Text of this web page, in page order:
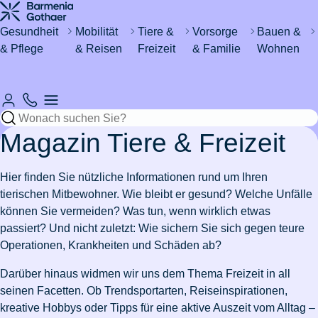
Gesundheit
& Pflege
Gesundheit
Mückenstiche
vermeiden
Stress
Stressbewältigung
Burnout
Zur
Artikelübersicht
Lohnt
sich eine
Zahnzusatzversicherung?
Zahnfleischentzündung
7
Gründe
für
Zahnschmerzen
Rund um's
Krankenhaus
Einzelzimmer
im
Krankenhaus
Rooming-
In
Zusatzversicherung
Pflege
Pflegeantrag
Pflegegrad
Zur
Fitness
Eisenmangel
Mobilität
& Reisen
&
Urlaub
Resturlaub
Skiurlaub
planen
Reiseimpfungen
Urlaub
mit
Kindern
Zur
Automobil
eVB-
Nummer
Schadenfreiheitsklasse
Wo darf
man E-
Scooter
fahren?
Autoschutzbrief
International
& Ausland
Leben
&
arbeiten
in der
Schweiz
Auswandern
in die
Tiere &
Freizeit
Katze
Katzenschnupfen
Ohrmilben
bei
Katzen
Wurmkur
bei
Katzen
Leukose
Mein
Hund
hat
Schokolade
gefressen
Wie
alt
Hunde?
Pferd
Fieber
beim
Pferd
Zahnbehandlung
beim
Pferd
&
Freizeit
Drohnen
Bootsführerschein
Ehrenamt
Vorsorge
& Familie
um's
Kind
Babys
Erstickungsgefahr
bei
Babys
Diabetes
bei
Kindern
Kindersicherheit
im
Sicher
Versicherungen
für
Azubis
Versicherungen
für
Studierende
Versicherungen
für
Paare
Bauen &
Wohnen
Haus &
Wohnen
was tun?
Wespennest
entfernen
Nachbarschaftsstreit
Zur
Artikelübersicht
Rund um
Rohrverstopfung
Waschmaschine
ausgelaufen
Schlüssel
verloren
Zur
Artikelübersicht
Sicheres
Zuhause
Wertgegenstände
& Safes
Zur
Artikelübersicht
Versicherungen
& Steuer
Wohngebäudeversicherung
von der
Steuer
absetzen
Magazin Tiere & Freizeit
Hier finden Sie nützliche Informationen rund um Ihren
tierischen Mitbewohner. Wie bleibt er gesund? Welche Unfälle
können Sie vermeiden? Was tun, wenn wirklich etwas
passiert? Und nicht zuletzt: Wie sichern Sie sich gegen teure
Operationen, Krankheiten und Schäden ab?
Darüber hinaus widmen wir uns dem Thema Freizeit in all
seinen Facetten. Ob Trendsportarten, Reiseinspirationen,
kreative Hobbys oder Tipps für eine aktive Auszeit vom Alltag –